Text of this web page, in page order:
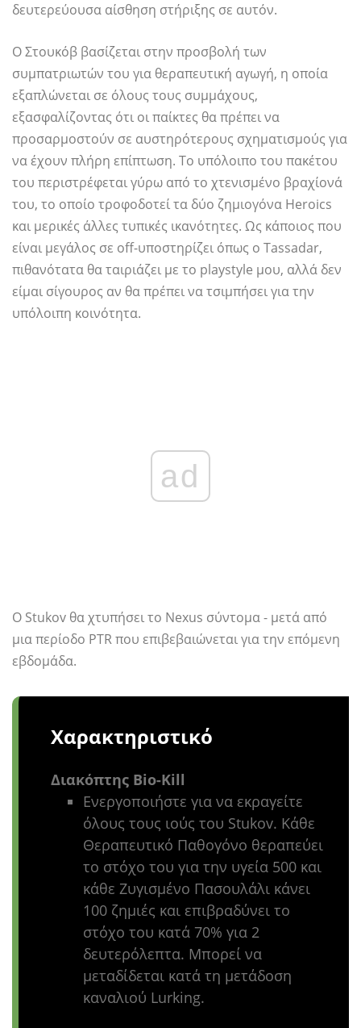
δευτερεύουσα αίσθηση στήριξης σε αυτόν.
Ο Στουκόβ βασίζεται στην προσβολή των
συμπατριωτών του για θεραπευτική αγωγή, η οποία
εξαπλώνεται σε όλους τους συμμάχους,
εξασφαλίζοντας ότι οι παίκτες θα πρέπει να
προσαρμοστούν σε αυστηρότερους σχηματισμούς για
να έχουν πλήρη επίπτωση. Το υπόλοιπο του πακέτου
του περιστρέφεται γύρω από το χτενισμένο βραχίονά
του, το οποίο τροφοδοτεί τα δύο ζημιογόνα Heroics
και μερικές άλλες τυπικές ικανότητες. Ως κάποιος που
είναι μεγάλος σε off-υποστηρίζει όπως ο Tassadar,
πιθανότατα θα ταιριάζει με το playstyle μου, αλλά δεν
είμαι σίγουρος αν θα πρέπει να τσιμπήσει για την
υπόλοιπη κοινότητα.
ad
Ο Stukov θα χτυπήσει το Nexus σύντομα - μετά από
μια περίοδο PTR που επιβεβαιώνεται για την επόμενη
εβδομάδα.
Χαρακτηριστικό
Διακόπτης Bio-Kill
Ενεργοποιήστε για να εκραγείτε
όλους τους ιούς του Stukov. Κάθε
Θεραπευτικό Παθογόνο θεραπεύει
το στόχο του για την υγεία 500 και
κάθε Ζυγισμένο Πασουλάλι κάνει
100 ζημιές και επιβραδύνει το
στόχο του κατά 70% για 2
δευτερόλεπτα. Μπορεί να
μεταδίδεται κατά τη μετάδοση
καναλιού Lurking.